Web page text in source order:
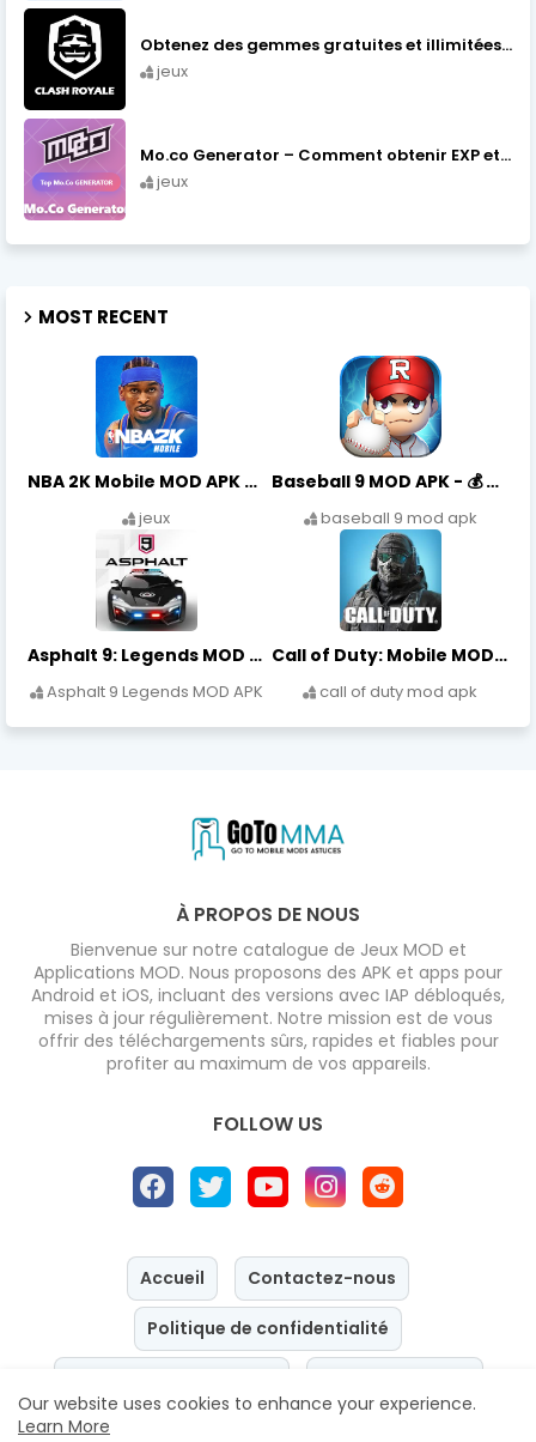
Obtenez des gemmes gratuites et illimitées dans Clash Royale en 2025-2026
jeux
Mo.co Generator – Comment obtenir EXP et Mo.Gold gratuitement
jeux
MOST RECENT
NBA 2K Mobile MOD APK - 💎 VC Illimité & 🏀 Tous Joueurs (2026)
jeux
Baseball 9 MOD APK - 💰 Pièces Illimitées & ⚾ Joueurs Max (2026)
baseball 9 mod apk
Asphalt 9: Legends MOD APK - 💎 Tokens Illimités & 🏎️ Toutes Voitures (2026)
Asphalt 9 Legends MOD APK
Call of Duty: Mobile MOD APK - 💎 CP Illimité & 🔫 Tous Skins (2026)
call of duty mod apk
À PROPOS DE NOUS
Bienvenue sur notre catalogue de Jeux MOD et
Applications MOD. Nous proposons des APK et apps pour
Android et iOS, incluant des versions avec IAP débloqués,
mises à jour régulièrement. Notre mission est de vous
offrir des téléchargements sûrs, rapides et fiables pour
profiter au maximum de vos appareils.
FOLLOW US
Accueil Contactez-nous
Politique de confidentialité
Design by -
Our website uses cookies to enhance your experience.
Learn More